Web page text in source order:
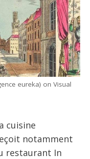
eureka) on Visual
cuisine
notamment
restaurant In